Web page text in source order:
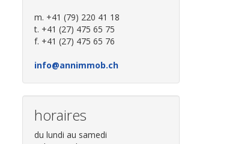
m. +41 (79) 220 41 18
t. +41 (27) 475 65 75
f. +41 (27) 475 65 76
info@annimmob.ch
horaires
du lundi au samedi